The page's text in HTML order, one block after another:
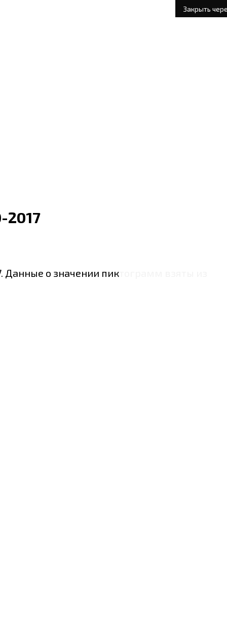
Закрыть через3
2017
о значении пиктограмм взяты из